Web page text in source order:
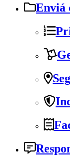
Enviá